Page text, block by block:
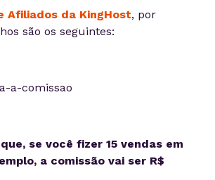
Afiliados da KingHost, por
são os seguintes:
se você fizer 15 vendas em
a comissão vai ser R$